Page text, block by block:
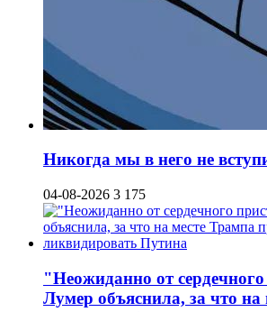
Никогда мы в него не
04-08-2026 3 175
"Неожиданно от
Лумер объяснила, за что на